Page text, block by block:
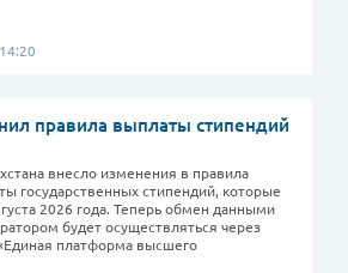
правила выплаты стипендий
внесло изменения в правила
государственных стипендий, которые
2026 года. Теперь обмен данными
будет осуществляться через
платформа высшего